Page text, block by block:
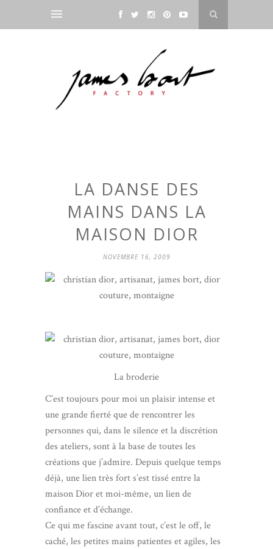
LA DANSE DES
MAINS DANS LA
MAISON DIOR
NOVEMBRE 16, 2009
La broderie
C’est toujours pour moi un plaisir intense et
une grande fierté que de rencontrer les
personnes qui, dans le silence et la discrétion
des ateliers, sont à la base de toutes les
créations que j’admire. Depuis quelque temps
déjà, une lien très fort s’est tissé entre la
maison Dior et moi-même, un lien de
confiance et d’échange.
Ce qui me fascine avant tout, c’est le off, le
caché, les petites mains patientes et agiles, les